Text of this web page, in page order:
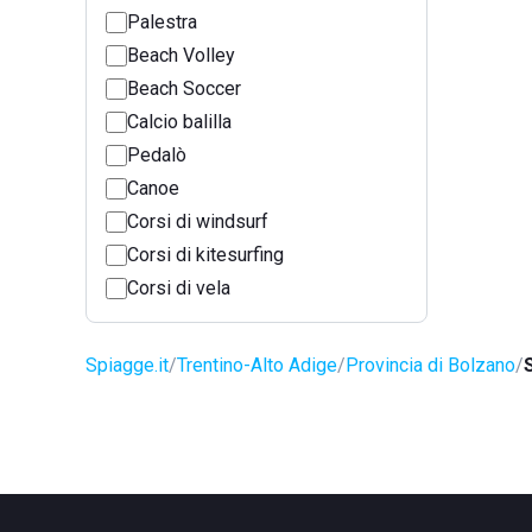
Palestra
Beach Volley
Beach Soccer
Calcio balilla
Pedalò
Canoe
Corsi di windsurf
Corsi di kitesurfing
Corsi di vela
Spiagge.it Trentino-Alto Adige Provincia di Bolzano